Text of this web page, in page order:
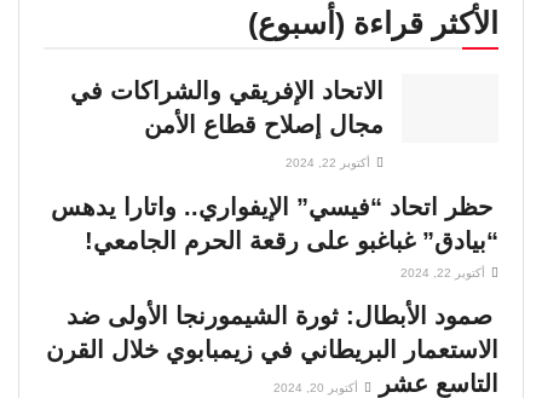
الأكثر قراءة (أسبوع)
الاتحاد الإفريقي والشراكات في
مجال إصلاح قطاع الأمن
أكتوبر 22, 2024
حظر اتحاد “فيسي” الإيفواري.. واتارا يدهس
“بيادق” غباغبو على رقعة الحرم الجامعي!
أكتوبر 22, 2024
صمود الأبطال: ثورة الشيمورنجا الأولى ضد
الاستعمار البريطاني في زيمبابوي خلال القرن
التاسع عشر
أكتوبر 20, 2024